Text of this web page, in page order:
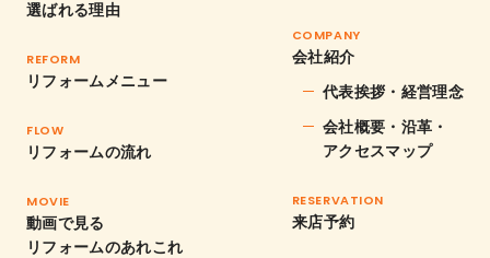
選ばれる理由
REFORM
リフォームメニュー
FLOW
リフォームの流れ
MOVIE
動画で見る
リフォームのあれこれ
COMPANY
会社紹介
代表挨拶・経営理念
会社概要・沿革・
アクセスマップ
RESERVATION
来店予約